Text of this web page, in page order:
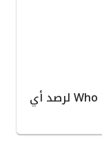
مراجعة تطبيق Who Touched My Phone لرصد أي